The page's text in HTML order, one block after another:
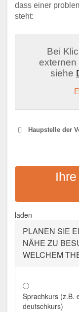
dass einer
steht:
Bei
externen
siehe
Haupstelle der
Adresse:
Adresse:
laden
PLANEN SIE
NÄHE ZU
WELCHEM
Sprachkurs (z.B.
deutschkurs)